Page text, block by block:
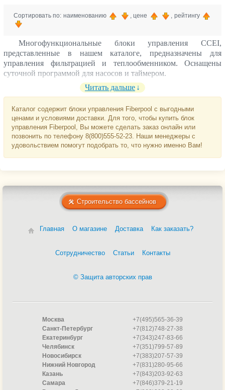
Сортировать по: наименованию , цене , рейтингу
Многофункциональные блоки управления CCEI,
представленные в нашем каталоге, предназначены для
управления фильтрацией и теплообменником. Оснащены
суточной программой для насосов и таймером.
Читать дальше
Каталог содержит блоки управления Fiberpool с выгодными
ценами и условиями доставки. Для того, чтобы купить блок
управления Fiberpool, Вы можете сделать заказ онлайн или
позвонить по телефону 8(800)555-52-23. Наши менеджеры с
удовольствием помогут подобрать то, что нужно именно Вам!
Строительство бассейнов
Главная О магазине Доставка Как заказать?
Сотрудничество Статьи Контакты
© Защита авторских прав
Москва
+7(495)565-36-39
Санкт-Петербург
+7(812)748-27-38
Екатеринбург
+7(343)247-83-66
Челябинск
+7(351)799-57-89
Новосибирск
+7(383)207-57-39
Нижний Новгород
+7(831)280-95-66
Казань
+7(843)203-92-63
Самара
+7(846)379-21-19